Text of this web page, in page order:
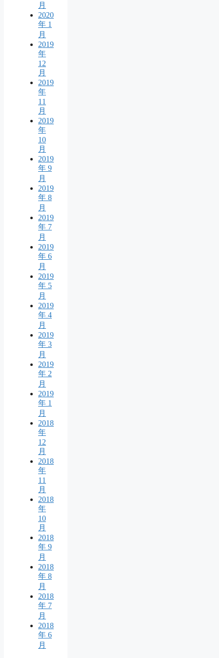
月
2020
年 1
月
2019
年
12
月
2019
年
11
月
2019
年
10
月
2019
年 9
月
2019
年 8
月
2019
年 7
月
2019
年 6
月
2019
年 5
月
2019
年 4
月
2019
年 3
月
2019
年 2
月
2019
年 1
月
2018
年
12
月
2018
年
11
月
2018
年
10
月
2018
年 9
月
2018
年 8
月
2018
年 7
月
2018
年 6
月